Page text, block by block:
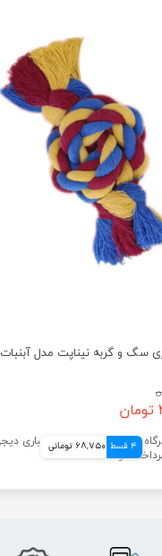
سگ و گربه نیناپت مدل آبنبات
4 قسط 68,750 تومانی